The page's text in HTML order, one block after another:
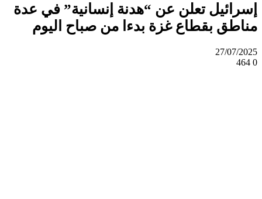
إسرائيل تعلن عن “هدنة إنسانية” في عدة
مناطق بقطاع غزة بدءا من صباح اليوم
27/07/2025
0